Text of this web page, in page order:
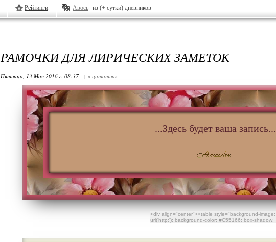
Рейтинги Авось из (+ сутки) дневников
РАМОЧКИ ДЛЯ ЛИРИЧЕСКИХ ЗАМЕТОК
Пятница, 13 Мая 2016 г. 08:37 + в цитатник
...Здесь будет ваша запись...